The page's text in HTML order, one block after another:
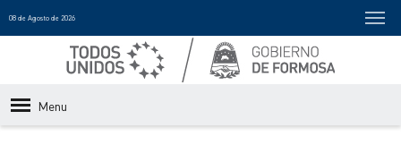
08 de Agosto de 2026
Menu